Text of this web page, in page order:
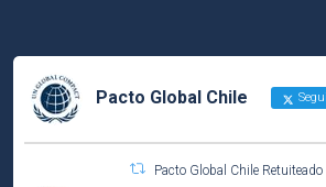
Pacto Global Chile
Pacto Global Chile Retuiteado